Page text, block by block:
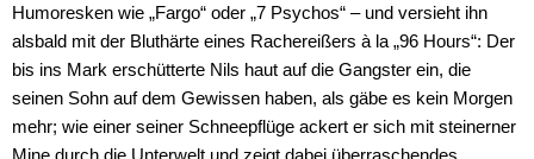
Humoresken wie „Fargo“ oder „7 Psychos“ – und versieht ihn
alsbald mit der Bluthärte eines Rachereißers à la „96 Hours“: Der
bis ins Mark erschütterte Nils haut auf die Gangster ein, die
seinen Sohn auf dem Gewissen haben, als gäbe es kein Morgen
mehr; wie einer seiner Schneepflüge ackert er sich mit steinerner
Mine durch die Unterwelt und zeigt dabei überraschendes